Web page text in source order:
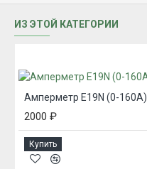
ИЗ ЭТОЙ КАТЕГОРИИ
Амперметр E19N (0-160А)
2000 ₽
Купить